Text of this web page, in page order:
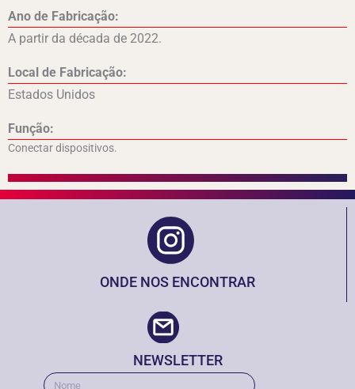
Ano de Fabricação:
A partir da década de 2022.
Local de Fabricação:
Estados Unidos
Função:
Conectar dispositivos.
ONDE NOS ENCONTRAR
NEWSLETTER